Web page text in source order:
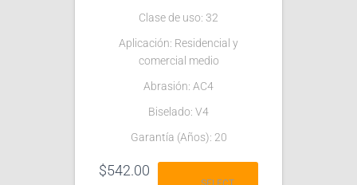
Clase de uso: 32
Aplicación: Residencial y
comercial medio
Abrasión: AC4
Biselado: V4
Garantía (Años): 20
$542.00